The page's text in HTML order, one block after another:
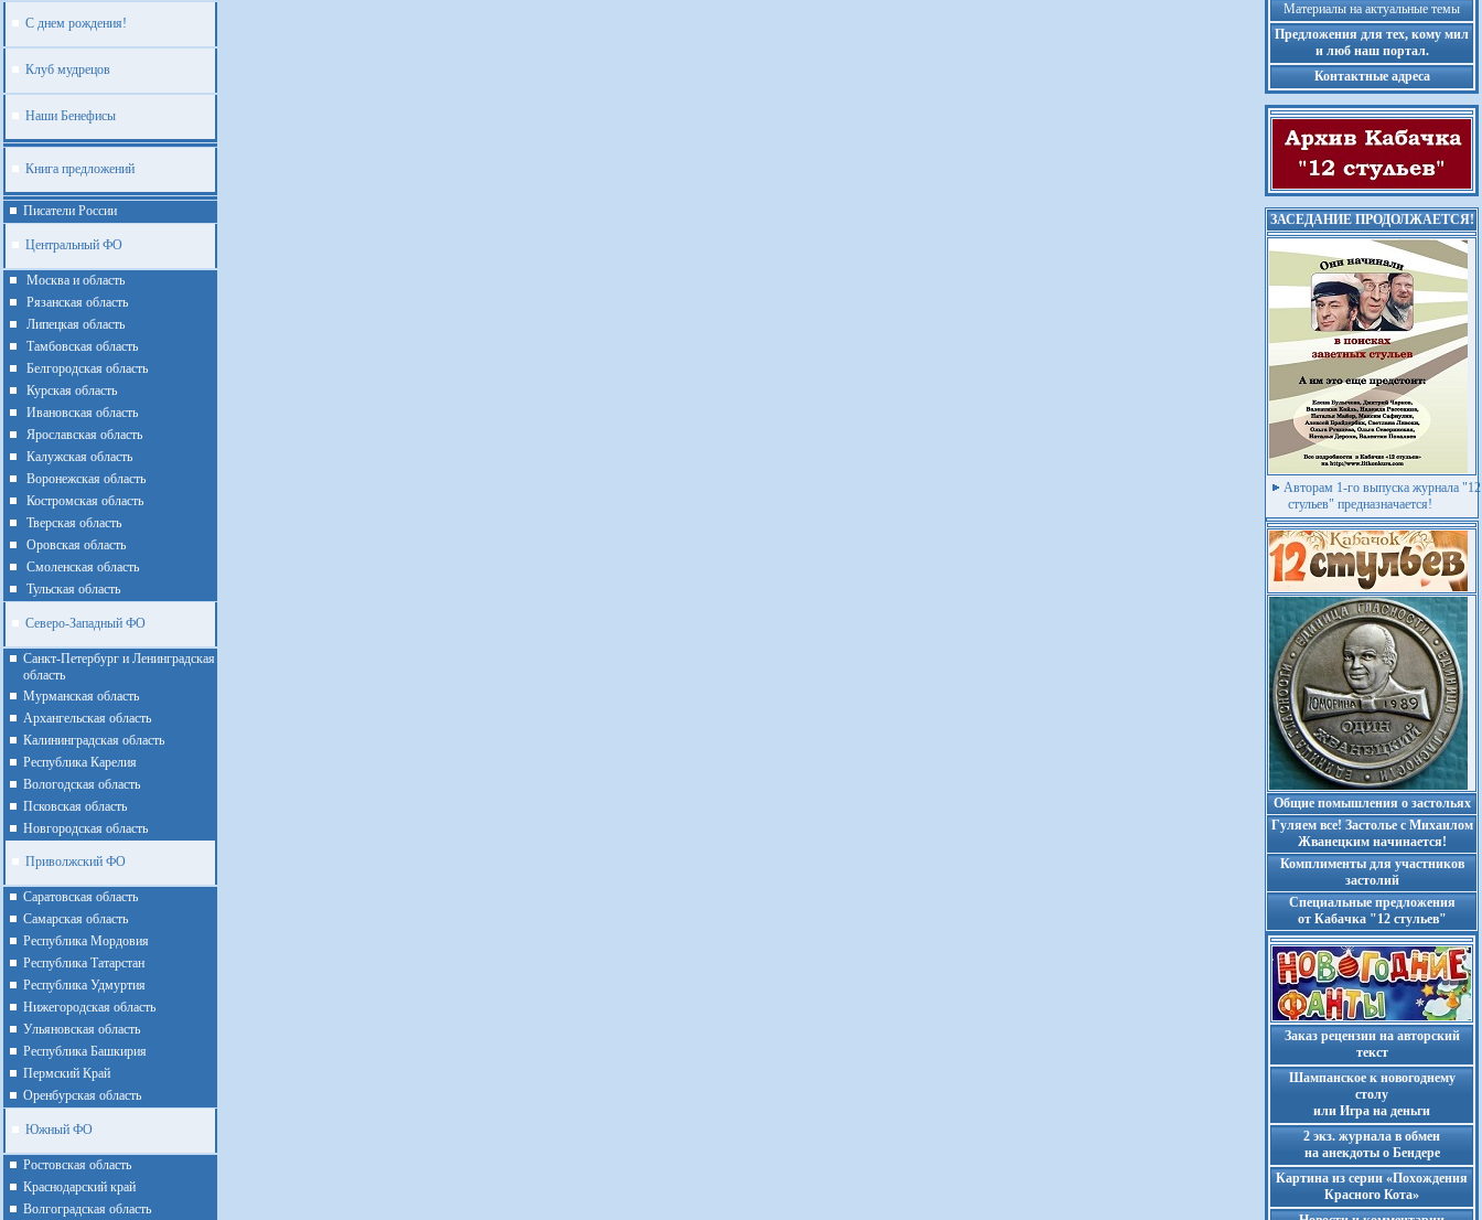
С днем рождения!
Клуб мудрецов
Наши Бенефисы
Книга предложений
Писатели России
Центральный ФО
Москва и область
Рязанская область
Липецкая область
Тамбовская область
Белгородская область
Курская область
Ивановская область
Ярославская область
Калужская область
Воронежская область
Костромская область
Тверская область
Оровская область
Смоленская область
Тульская область
Северо-Западный ФО
Санкт-Петербург и Ленинградская
область
Мурманская область
Архангельская область
Калининградская область
Республика Карелия
Вологодская область
Псковская область
Новгородская область
Приволжский ФО
Cаратовская область
Cамарская область
Республика Мордовия
Республика Татарстан
Республика Удмуртия
Нижегородская область
Ульяновская область
Республика Башкирия
Пермский Край
Оренбурская область
Южный ФО
Ростовская область
Краснодарский край
Волгоградская область
Материалы на актуальные темы
Предложения для тех, кому мил
и люб наш портал.
Контактные адреса
ЗАСЕДАНИЕ ПРОДОЛЖАЕТСЯ!
Авторам 1-го выпуска журнала "12
стульев" предназначается!
Общие помышления о застольях
Гуляем все! Застолье с Михаилом
Жванецким начинается!
Комплименты для участников
застолий
Cпециальные предложения
от Кабачка "12 стульев"
Заказ рецензии на авторский
текст
Шампанское к новогоднему
столу
или Игра на деньги
2 экз. журнала в обмен
на анекдоты о Бендере
Картина из серии «Похождения
Красного Кота»